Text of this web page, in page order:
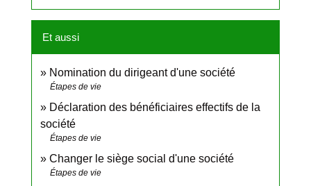
Et aussi
Nomination du dirigeant d'une société
Étapes de vie
Déclaration des bénéficiaires effectifs de la
société
Étapes de vie
Changer le siège social d'une société
Étapes de vie